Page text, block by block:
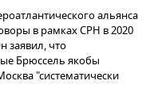
альянса
в рамках СРН в 2020
заявил, что
Брюссель якобы
"систематически